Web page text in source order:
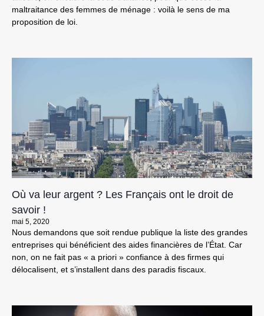
maltraitance des femmes de ménage : voilà le sens de ma
proposition de loi.
Où va leur argent ? Les Français ont le droit de
savoir !
mai 5, 2020
Nous demandons que soit rendue publique la liste des grandes
entreprises qui bénéficient des aides financières de l’État. Car
non, on ne fait pas « a priori » confiance à des firmes qui
délocalisent, et s’installent dans des paradis fiscaux.